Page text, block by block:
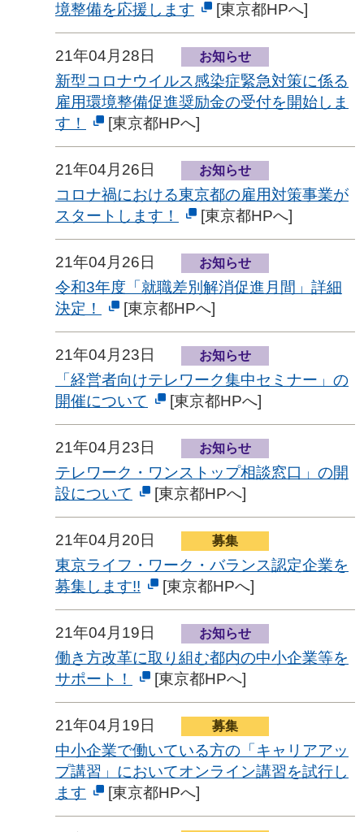
境整備を応援します
[東京都HPへ]
21年04月28日 お知らせ
新型コロナウイルス感染症緊急対策に係る
雇用環境整備促進奨励金の受付を開始しま
す！
[東京都HPへ]
21年04月26日 お知らせ
コロナ禍における東京都の雇用対策事業が
スタートします！
[東京都HPへ]
21年04月26日 お知らせ
令和3年度「就職差別解消促進月間」詳細
決定！
[東京都HPへ]
21年04月23日 お知らせ
「経営者向けテレワーク集中セミナー」の
開催について
[東京都HPへ]
21年04月23日 お知らせ
テレワーク・ワンストップ相談窓口」の開
設について
[東京都HPへ]
21年04月20日 募集
東京ライフ・ワーク・バランス認定企業を
募集します!!
[東京都HPへ]
21年04月19日 お知らせ
働き方改革に取り組む都内の中小企業等を
サポート！
[東京都HPへ]
21年04月19日 募集
中小企業で働いている方の「キャリアアッ
プ講習」においてオンライン講習を試行し
ます
[東京都HPへ]